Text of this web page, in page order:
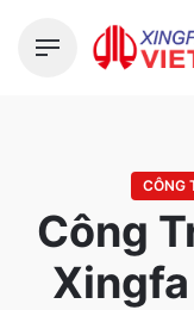
CÔNG
Công